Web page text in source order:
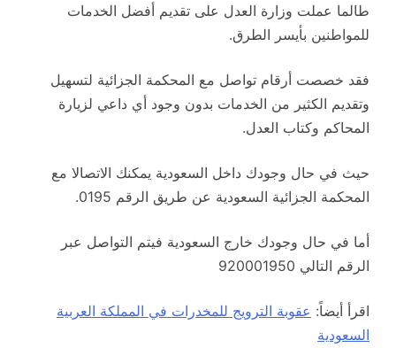
طالما عملت وزارة العدل على تقديم أفضل الخدمات
للمواطنين بأيسر الطرق.
فقد خصصت أرقام تواصل مع المحكمة الجزائية لتسهيل
وتقديم الكثير من الخدمات بدون وجود أي داعي لزيارة
المحاكم وكتاب العدل.
حيث في حال وجودك داخل السعودية يمكنك الاتصالا مع
المحكمة الجزائية السعودية عن طريق الرقم 0195.
أما في حال وجودك خارج السعودية فيتم التواصل عبر
الرقم التالي 920001950
اقرأ أيضاً: عقوبة الترويج للمخدرات في المملكة العربية
السعودية